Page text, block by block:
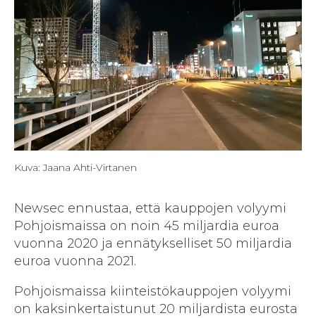
Kuva: Jaana Ahti-Virtanen
Newsec ennustaa, että kauppojen volyymi
Pohjoismaissa on noin 45 miljardia euroa
vuonna 2020 ja ennätykselliset 50 miljardia
euroa vuonna 2021.
Pohjoismaissa kiinteistökauppojen volyymi
on kaksinkertaistunut 20 miljardista eurosta